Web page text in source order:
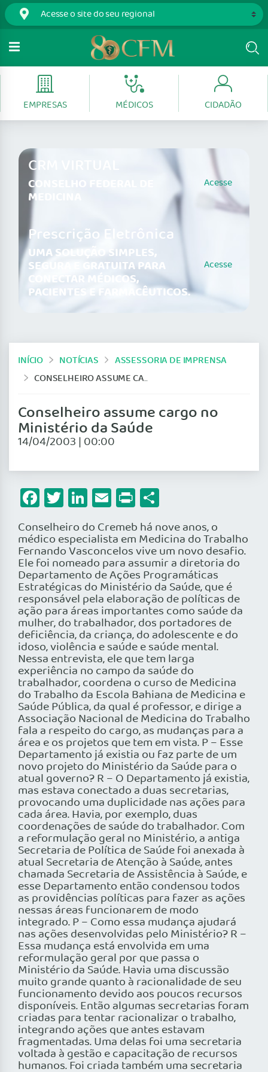
EMPRESAS MÉDICOS CIDADÃO
CRM VIRTUAL
CONSELHO FEDERAL DE
MEDICINA
Acesse
Prescrição Eletrônica
UMA SOLUÇÃO SIMPLES,
SEGURA E GRATUITA PARA
CONECTAR MÉDICOS,
PACIENTES E FARMACÊUTICOS.
Acesse
INÍCIO NOTÍCIAS
ASSESSORIA DE IMPRENSA
CONSELHEIRO ASSUME CARGO NO MINISTÉRIO DA SAÚDE
Conselheiro assume cargo no
Ministério da Saúde
14/04/2003 | 00:00
Facebook
Twitter
LinkedIn
Email
Print
Conselheiro do Cremeb há nove anos, o
médico especialista em Medicina do Trabalho
Fernando Vasconcelos vive um novo desafio.
Ele foi nomeado para assumir a diretoria do
Departamento de Ações Programáticas
Estratégicas do Ministério da Saúde, que é
responsável pela elaboração de políticas de
ação para áreas importantes como saúde da
mulher, do trabalhador, dos portadores de
deficiência, da criança, do adolescente e do
idoso, violência e saúde e saúde mental.
Nessa entrevista, ele que tem larga
experiência no campo da saúde do
trabalhador, coordena o curso de Medicina
do Trabalho da Escola Bahiana de Medicina e
Saúde Pública, da qual é professor, e dirige a
Associação Nacional de Medicina do Trabalho
fala a respeito do cargo, as mudanças para a
área e os projetos que tem em vista. P – Esse
Departamento já existia ou faz parte de um
novo projeto do Ministério da Saúde para o
atual governo? R – O Departamento já existia,
mas estava conectado a duas secretarias,
provocando uma duplicidade nas ações para
cada área. Havia, por exemplo, duas
coordenações de saúde do trabalhador. Com
a reformulação geral no Ministério, a antiga
Secretaria de Política de Saúde foi anexada à
atual Secretaria de Atenção à Saúde, antes
chamada Secretaria de Assistência à Saúde, e
esse Departamento então condensou todos
as providências políticas para fazer as ações
nessas áreas funcionarem de modo
integrado. P – Como essa mudança ajudará
nas ações desenvolvidas pelo Ministério? R –
Essa mudança está envolvida em uma
reformulação geral por que passa o
Ministério da Saúde. Havia uma discussão
muito grande quanto à racionalidade de seu
funcionamento devido aos poucos recursos
disponíveis. Então algumas secretarias foram
criadas para tentar racionalizar o trabalho,
integrando ações que antes estavam
fragmentadas. Uma delas foi uma secretaria
voltada à gestão e capacitação de recursos
humanos. Foi criada também uma secretaria